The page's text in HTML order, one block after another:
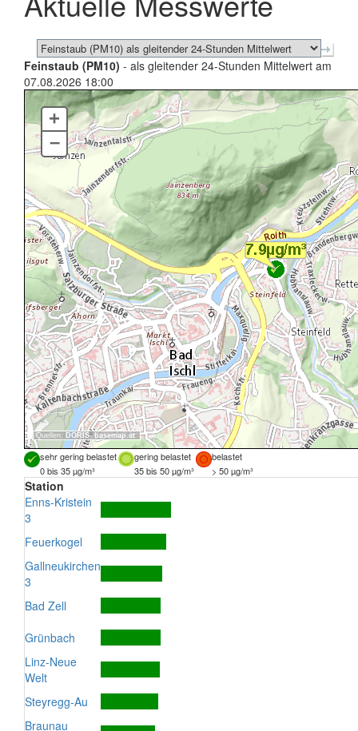
Feinstaub (PM10) - als gleitender 24-Stunden Mittelwert am
07.08.2026 18:00
Quellen: DORIS, basemap.at
+
–
sehr gering belastet gering belastet
belastet
0 bis 35 µg/m³
35 bis 50 µg/m³ > 50 µg/m³
Station
Enns-Kristein
3
Feuerkogel
Gallneukirchen
3
Bad Zell
Grünbach
Linz-Neue
Welt
Steyregg-Au
Braunau